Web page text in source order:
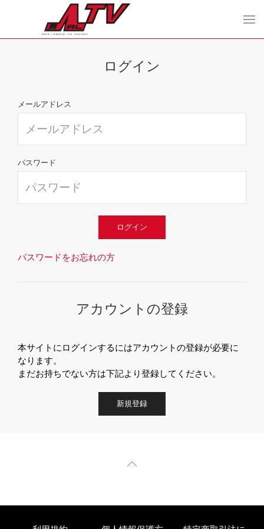
ログイン
メールアドレス
パスワード
ログイン
パスワードをお忘れの方
アカウントの登録
本サイトにログインするにはアカウントの登録が必要に
なります。
まだお持ちでない方は下記より登録してください。
新規登録